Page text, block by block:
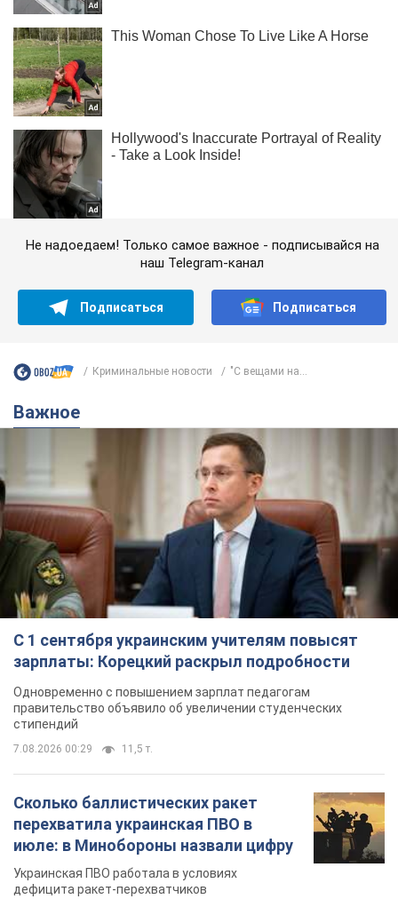
Не надоедаем! Только самое важное - подписывайся на
наш Telegram-канал
Подписаться Подписаться
Криминальные новости "С вещами на...
Важное
С 1 сентября украинским учителям повысят
зарплаты: Корецкий раскрыл подробности
Одновременно с повышением зарплат педагогам
правительство объявило об увеличении студенческих
стипендий
7.08.2026 00:29 11,5 т.
Сколько баллистических ракет
перехватила украинская ПВО в
июле: в Минобороны назвали цифру
Украинская ПВО работала в условиях
дефицита ракет-перехватчиков